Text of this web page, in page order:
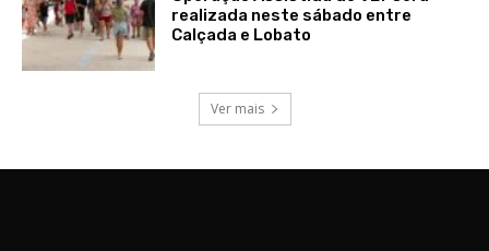
realizada neste sábado entre
Calçada e Lobato
Ver mais